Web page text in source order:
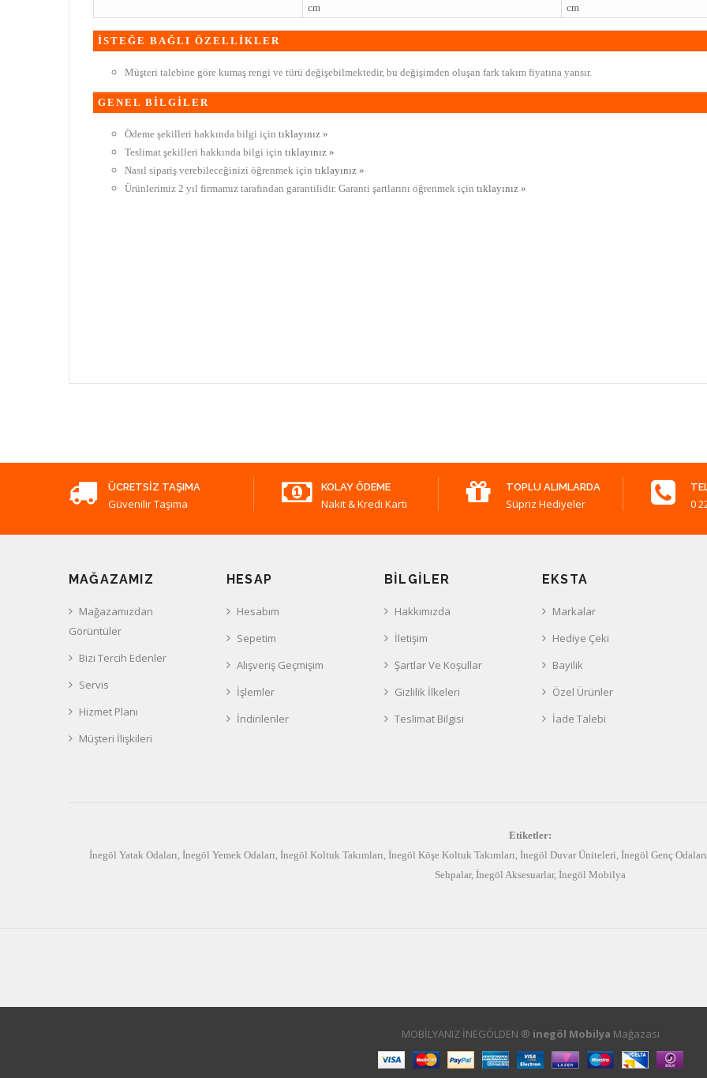
cm
cm
İSTEĞE BAĞLI ÖZELLİKLER
Müşteri talebine göre kumaş rengi ve türü değişebilmektedir, bu değişimden oluşan fark takım fiyatına yansır.
GENEL BİLGİLER
Ödeme şekilleri hakkında bilgi için tıklayınız »
Teslimat şekilleri hakkında bilgi için tıklayınız »
Nasıl sipariş verebileceğinizi öğrenmek için tıklayınız »
Ürünlerimiz 2 yıl firmamız tarafından garantilidir. Garanti şartlarını öğrenmek için tıklayınız »
ÜCRETSIZ TAŞIMA
Güvenilir Taşıma
KOLAY ÖDEME
Nakit & Kredi Kartı
TOPLU ALIMLARDA
Süpriz Hediyeler 0
MAĞAZAMIZ
Mağazamızdan
Görüntüler
Bizi Tercih Edenler
Servis
Hizmet Planı
Müşteri İlişkileri
HESAP
Hesabım
Sepetim
Alışveriş Geçmişim
İşlemler
İndirilenler
BILGILER
Hakkımızda
İletişim
Şartlar Ve Koşullar
Gizlilik İlkeleri
Teslimat Bilgisi
EKSTA
Markalar
Hediye Çeki
Bayilik
Özel Ürünler
İade Talebi
Etiketler:
İnegöl Yatak Odaları İnegöl Yemek Odaları İnegöl Koltuk Takımları İnegöl Köşe Koltuk Takımları İnegöl Duvar Üniteleri İnegöl Genç Odaları
Sehpalar, İnegöl Aksesuarlar, İnegöl Mobilya
MOBİLYANIZ İNEGÖLDEN ® inegöl Mobilya Mağazası